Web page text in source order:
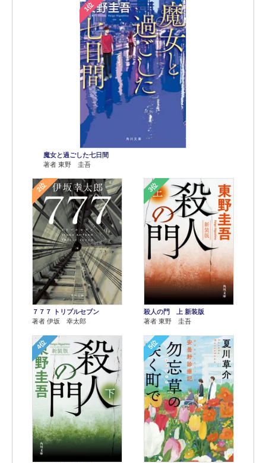
1位
魔女と過ごした七日間
著者 東野 圭吾
2位
７７７ トリプルセブン
著者 伊坂 幸太郎
3位
殺人の門 上 新装版
著者 東野 圭吾
4位 5位